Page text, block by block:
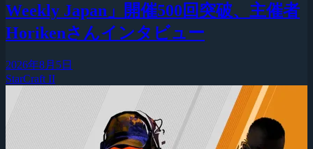
Weekly Japan」開催500回突破、主催者
Horikenさんインタビュー
2026年8月5日
StarCraft II